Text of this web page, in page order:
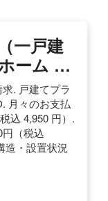
一戸建
ーム …
. 戸建てプラ
月々のお支払
込 4,950 円）.
（税込
造・設置状況